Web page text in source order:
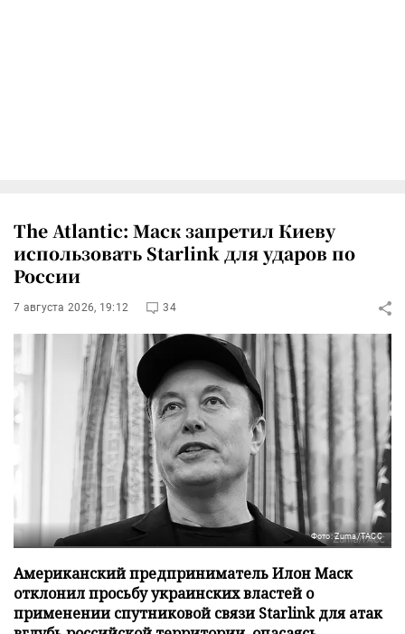
The Atlantic: Маск запретил Киеву
использовать Starlink для ударов по
России
7 августа 2026, 19:12 34
Фото: Zuma/ТАСС
Американский предприниматель Илон Маск
отклонил просьбу украинских властей о
применении спутниковой связи Starlink для атак